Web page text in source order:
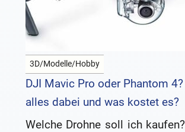
3D/Modelle/Hobby
DJI Mavic Pro oder Phantom
alles dabei und was kostet es?
Welche Drohne soll ich